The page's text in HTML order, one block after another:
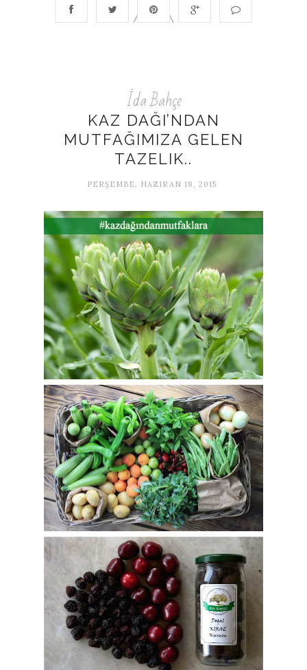
İda Bahçe
KAZ DAĞI’NDAN
MUTFAĞIMIZA GELEN
TAZELIK..
PERŞEMBE, HAZIRAN 18, 2015